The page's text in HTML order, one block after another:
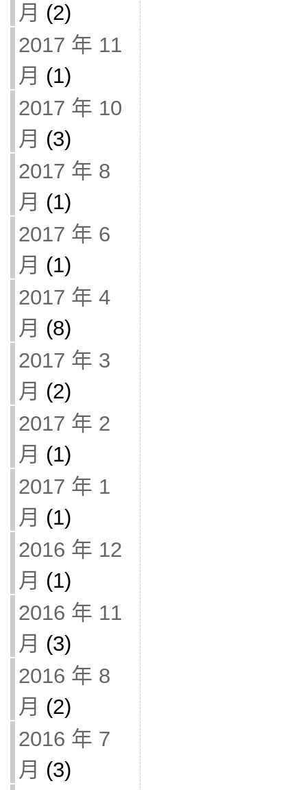
月 (2)
2017 年 11
月 (1)
2017 年 10
月 (3)
2017 年 8
月 (1)
2017 年 6
月 (1)
2017 年 4
月 (8)
2017 年 3
月 (2)
2017 年 2
月 (1)
2017 年 1
月 (1)
2016 年 12
月 (1)
2016 年 11
月 (3)
2016 年 8
月 (2)
2016 年 7
月 (3)